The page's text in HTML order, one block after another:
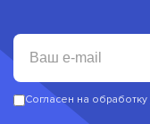
Согласен на обработку